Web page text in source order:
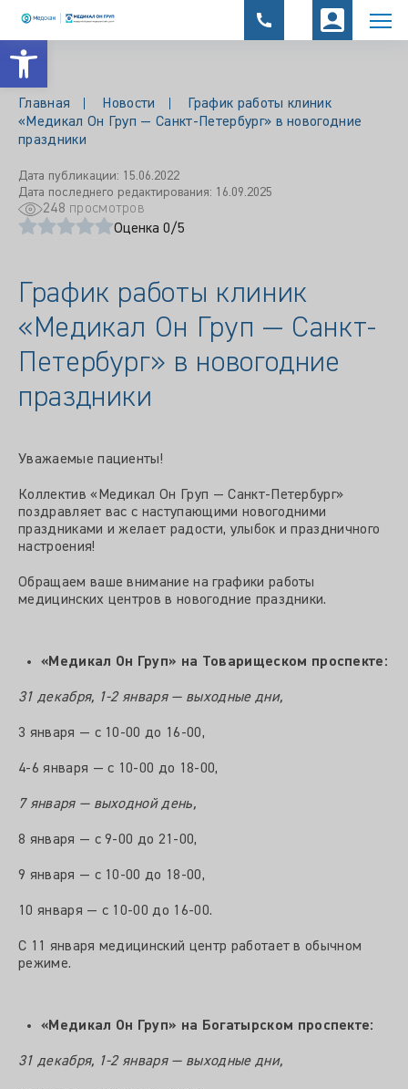
Открыть панель инструментов
Главная Новости
График работы клиник
«Медикал Он Груп — Санкт-Петербург» в новогодние
праздники
Дата публикации: 15.06.2022
Дата последнего редактирования: 16.09.2025
248 просмотров
Оценка 0/5
График работы клиник
«Медикал Он Груп — Санкт-
Петербург» в новогодние
праздники
Уважаемые пациенты!
Коллектив «Медикал Он Груп — Санкт-Петербург»
поздравляет вас с наступающими новогодними
праздниками и желает радости, улыбок и праздничного
настроения!
Обращаем ваше внимание на графики работы
медицинских центров в новогодние праздники.
«Медикал Он Груп» на Товарищеском проспекте:
31 декабря, 1-2 января — выходные дни,
3 января — с 10-00 до 16-00,
4-6 января — с 10-00 до 18-00,
7 января — выходной день,
8 января — с 9-00 до 21-00,
9 января — с 10-00 до 18-00,
10 января — с 10-00 до 16-00.
С 11 января медицинский центр работает в обычном
режиме.
«Медикал Он Груп» на Богатырском проспекте:
31 декабря, 1-2 января — выходные дни,